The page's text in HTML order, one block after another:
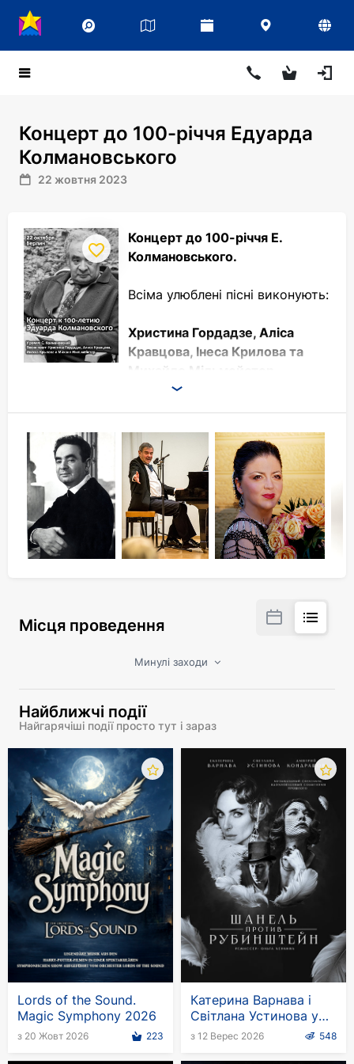
Концерт до 100-річчя Едуарда
Колмановського
22 жовтня 2023
Концерт до 100-річчя Е.
Колмановського.
Всіма улюблені пісні виконують:
Христина Гордадзе, Аліса
Кравцова, Інеса Крилова та
Михайло Мільмейстер.
Біля рояля ведучий вечора:С. Колмановський.
Презентація книги спогадів С. Колмановського:
"У трубних звуках весняного гімну?".
Місця проведення
Минулі заходи
Найближчі події
Найгарячіші події просто тут і зараз
Lords of the Sound.
Magic Symphony 2026
з 20 Жовт 2026 223
Катерина Варнава і
Світлана Устинова у
виставі "Шанель проти
з 12 Верес 2026 548